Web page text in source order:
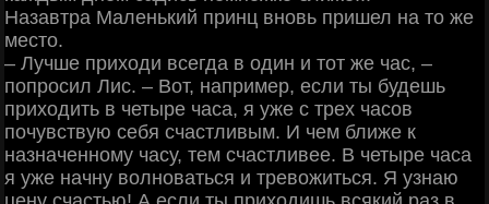
Назавтра Маленький принц вновь пришел на то же
место.
‒ Лучше приходи всегда в один и тот же час, ‒
попросил Лис. ‒ Вот, например, если ты будешь
приходить в четыре часа, я уже с трех часов
почувствую себя счастливым. И чем ближе к
назначенному часу, тем счастливее. В четыре часа
я уже начну волноваться и тревожиться. Я узнаю